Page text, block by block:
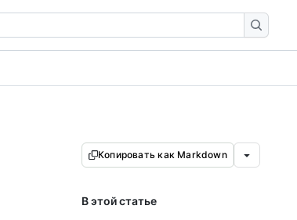
Копировать как Markdown
В этой статье